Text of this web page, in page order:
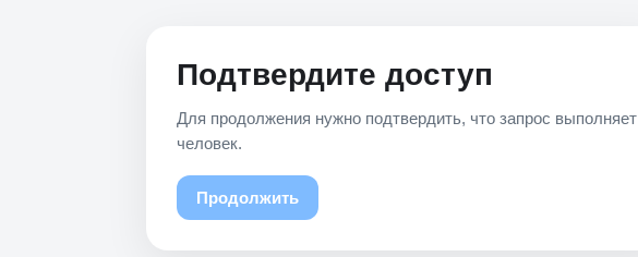
Подтвердите доступ
Для продолжения нужно подтвердить, что запрос выполняет
человек.
Продолжить